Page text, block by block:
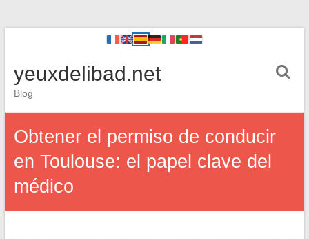
yeuxdelibad.net
Blog
Obtener el permiso de conducir
en Toulouse: el papel clave del
médico